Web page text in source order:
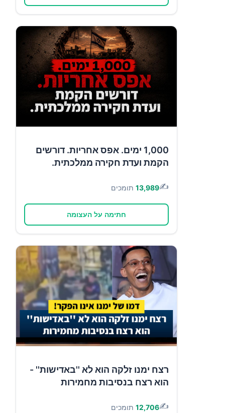
1,000 ימים. אפס אחריות. דורשים
הקמת ועדת חקירה ממלכתית.
✍️
13,989 תומכים
חתימה על העצומה
רצח ימנו זלקה הוא לא ''באדישות'' -
הוא רצח בנסיבות מחמירות
✍️
12,706 תומכים